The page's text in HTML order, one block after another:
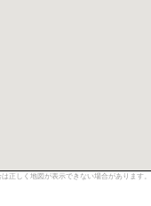
正しく地図が表示できない場合があります。